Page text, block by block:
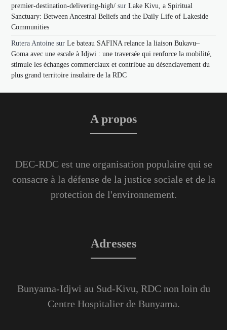
premier-destination-delivering-high/ surLake Kivu, a Spiritual
Sanctuary: Between Ancestral Beliefs and the Daily Life of Lakeside
Communities
Rutera Antoine surLe bateau SAFINA relance la liaison Bukavu–
Goma avec une escale à Idjwi : une traversée qui renforce la mobilité,
stimule les échanges commerciaux et contribue au désenclavement du
plus grand territoire insulaire de la RDC
A propos
DEC-RDC est une organisation populaire qui se
consacre à la défense de la justice sociale et de la
protection de l'environnement.
Adresses
Bunyama-Idjwi au Sud-Kivu, RDC non loin du
Centre Hospitalier de Bunyama.